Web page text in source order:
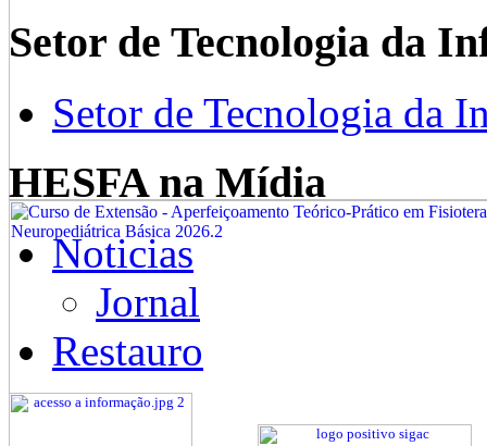
Setor de Tecnologia da
Setor de Tecnologia da
HESFA na Mídia
Noticias
Jornal
Restauro